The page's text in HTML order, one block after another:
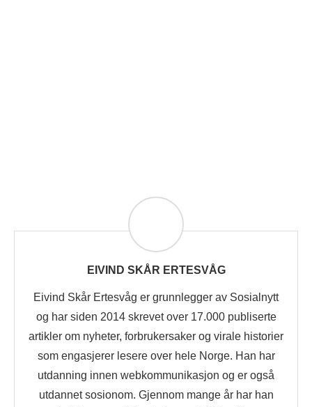
EIVIND SKÅR ERTESVÅG
Eivind Skår Ertesvåg er grunnlegger av Sosialnytt
og har siden 2014 skrevet over 17.000 publiserte
artikler om nyheter, forbrukersaker og virale historier
som engasjerer lesere over hele Norge. Han har
utdanning innen webkommunikasjon og er også
utdannet sosionom. Gjennom mange år har han